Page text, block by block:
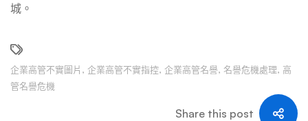
城。
企業高管不實圖片 , 企業高管不實指控, 企業高管名譽, 名譽危機處理, 高
管名譽危機
Share this post